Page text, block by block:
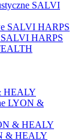
SALVI
SALVI HARPS
SALVI HARPS
HEALY
LYON &
& HEALY
& HEALY